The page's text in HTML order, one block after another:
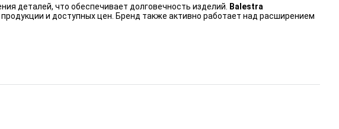
деталей, что обеспечивает долговечность изделий.
Balestra
и доступных цен. Бренд также активно работает над расширением